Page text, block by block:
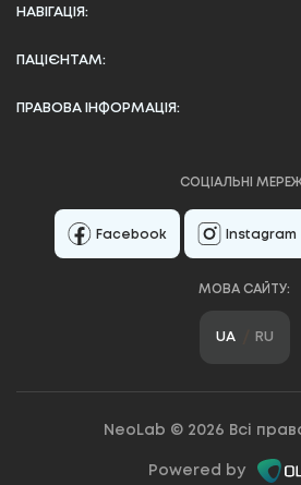
НАВІГАЦІЯ:
ПАЦІЄНТАМ:
ПРАВОВА ІНФОРМАЦІЯ:
СОЦІАЛЬНІ
Facebook Instagram
МОВА САЙТУ:
UA RU
NeoLab © 2026 Всі
Powered by